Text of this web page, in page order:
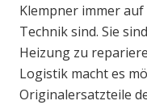
Klempner immer
Technik sind. Sie
Heizung zu
Logistik macht es
Originalersatzteile